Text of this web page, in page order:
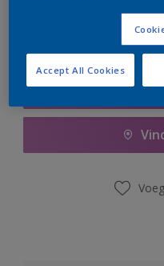
Accept All Cookies